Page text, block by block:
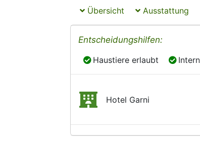
Übersicht Ausstattung
Entscheidungshilfen:
Haustiere erlaubt
Haustiere erlaubt
Hotel Garni